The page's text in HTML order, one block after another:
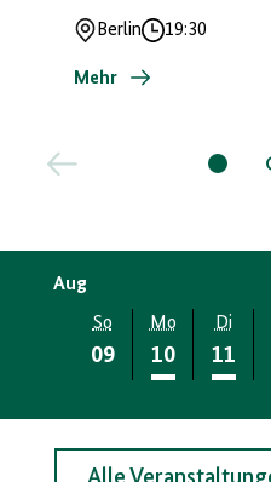
Ort
Berlin
Uhrzeit
19:30
Mehr
Aug
So
09
Mo
10
Di
11